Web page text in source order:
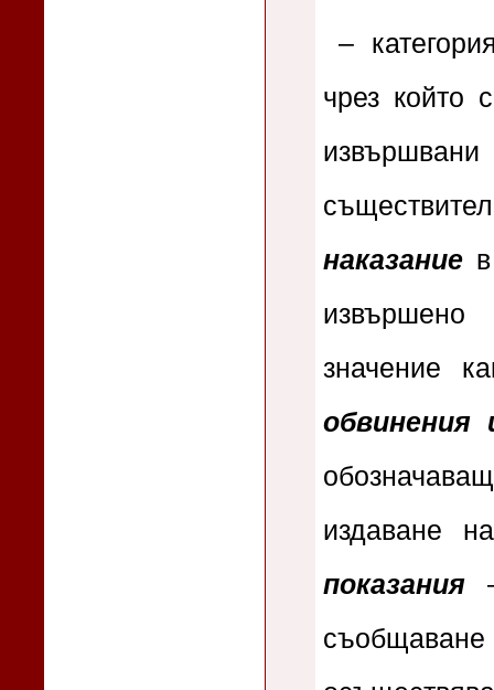
–
чрез който
наказаниев
извършено
значение
обвинения
издаване
показания–